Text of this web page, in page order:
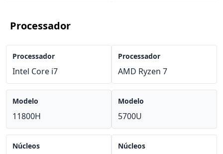
Processador
Processador
Intel Core i7
Modelo
11800H
Núcleos
Processador
AMD Ryzen 7
Modelo
5700U
Núcleos